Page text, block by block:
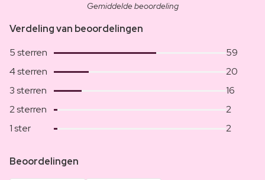
Gemiddelde beoordeling
Verdeling van beoordelingen
5 sterren
59
4 sterren
20
3 sterren
16
2 sterren
2
1 ster
2
Beoordelingen